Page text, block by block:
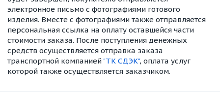
электронное письмо с фотографиями готового
изделия. Вместе с фотографиями также отправляется
персональная ссылка на оплату оставшейся части
стоимости заказа. После поступления денежных
средств осуществляется отправка заказа
транспортной компанией "ТК СДЭК", оплата услуг
которой также осуществляется заказчиком.